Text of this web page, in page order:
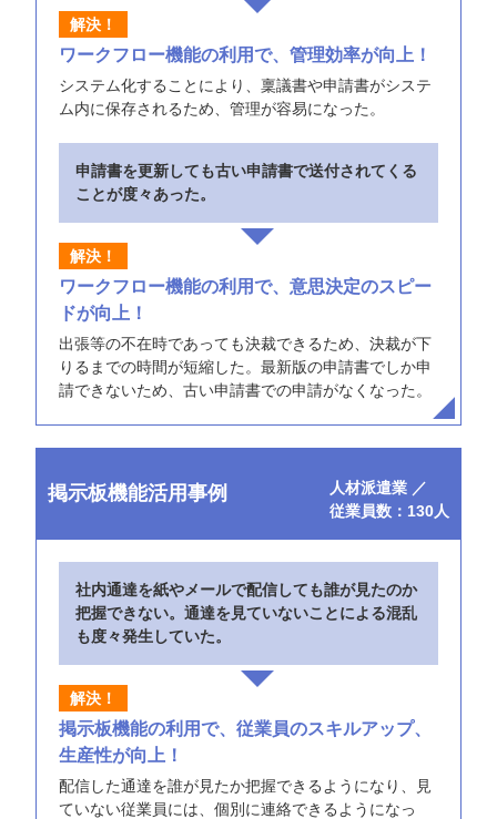
ワークフロー機能の利用で、管理効率が向上！
システム化することにより、稟議書や申請書がシステ
ム内に保存されるため、管理が容易になった。
申請書を更新しても古い申請書で送付されてくる
ことが度々あった。
ワークフロー機能の利用で、意思決定のスピー
ドが向上！
出張等の不在時であっても決裁できるため、決裁が下
りるまでの時間が短縮した。最新版の申請書でしか申
請できないため、古い申請書での申請がなくなった。
掲示板機能活用事例
人材派遣業 ／
従業員数：130人
社内通達を紙やメールで配信しても誰が見たのか
把握できない。通達を見ていないことによる混乱
も度々発生していた。
掲示板機能の利用で、従業員のスキルアップ、
生産性が向上！
配信した通達を誰が見たか把握できるようになり、見
ていない従業員には、個別に連絡できるようになっ